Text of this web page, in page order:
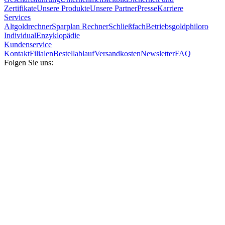
ZertifikateUnsere ProdukteUnsere PartnerPresseKarriere
Services
AltgoldrechnerSparplan RechnerSchließfachBetriebsgoldphiloro
IndividualEnzyklopädie
Kundenservice
KontaktFilialenBestellablaufVersandkostenNewsletterFAQ
Folgen Sie uns: